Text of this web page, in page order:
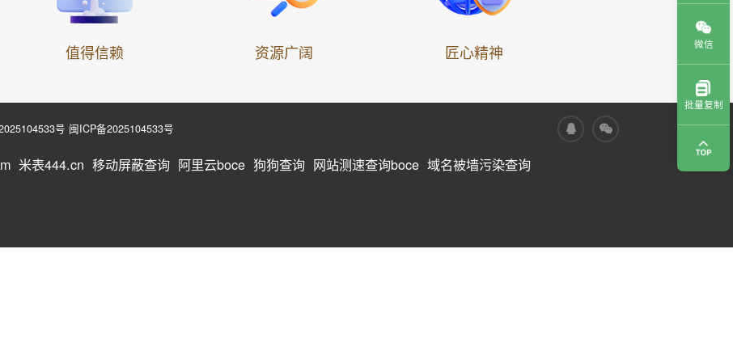
值得信赖 资源广阔 匠心精神
号 闽ICP备2025104533号
米表444.cn 移动屏蔽查询 阿里云boce 狗狗查询 网站测速查询boce 域名被墙污染查询
微信
批量复制